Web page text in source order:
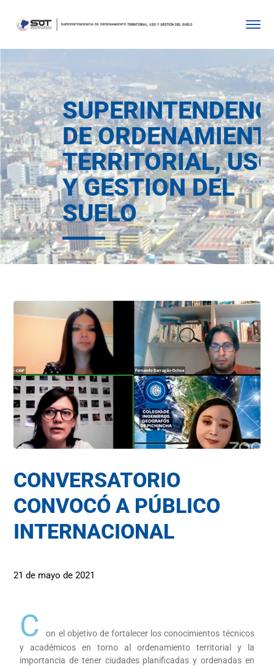
DE
TERRITORIAL,
Y GESTION DEL
SUELO
CONVERSATORIO
CONVOCÓ A PÚBLICO
INTERNACIONAL
21 de mayo de 2021
C
on el objetivo de fortalecer los conocimientos técnicos
y académicos en torno al ordenamiento territorial y la
importancia de tener ciudades planificadas y ordenadas en